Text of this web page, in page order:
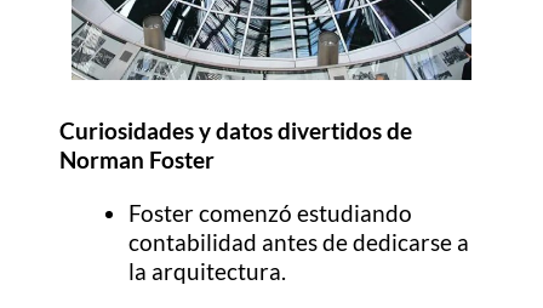
Curiosidades y datos divertidos de
Norman Foster
Foster comenzó estudiando
contabilidad antes de dedicarse a
la arquitectura.